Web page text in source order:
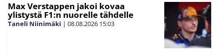
Max Verstappen jakoi kovaa
ylistystä F1:n nuorelle tähdelle
Taneli Niinimäki | 08.08.2026 15:03